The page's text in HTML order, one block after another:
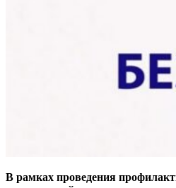
В рамках проведения